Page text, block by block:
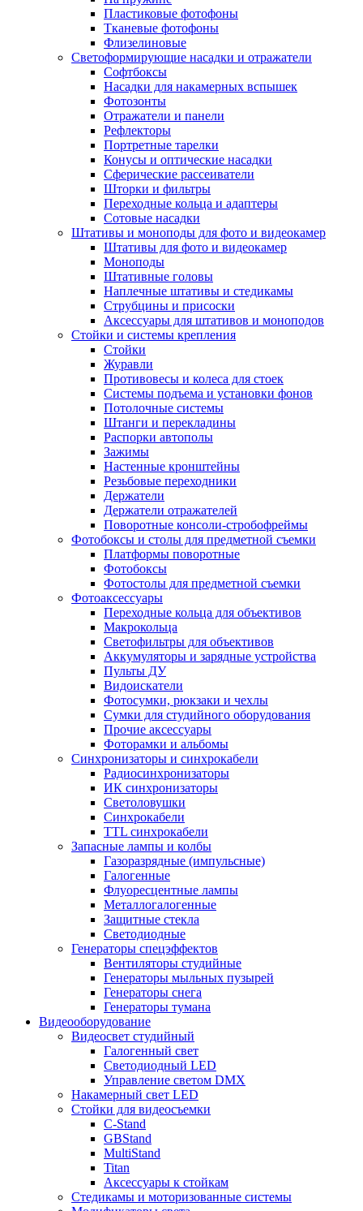
Пластиковые фотофоны
Тканевые фотофоны
Флизелиновые
Светоформирующие насадки и отражатели
Софтбоксы
Насадки для накамерных вспышек
Фотозонты
Отражатели и панели
Рефлекторы
Портретные тарелки
Конусы и оптические насадки
Сферические рассеиватели
Шторки и фильтры
Переходные кольца и адаптеры
Сотовые насадки
Штативы и моноподы для фото и видеокамер
Штативы для фото и видеокамер
Моноподы
Штативные головы
Наплечные штативы и стедикамы
Струбцины и присоски
Аксессуары для штативов и моноподов
Стойки и системы крепления
Стойки
Журавли
Противовесы и колеса для стоек
Системы подъема и установки фонов
Потолочные системы
Штанги и перекладины
Распорки автополы
Зажимы
Настенные кронштейны
Резьбовые переходники
Держатели
Держатели отражателей
Поворотные консоли-стробофреймы
Фотобоксы и столы для предметной съемки
Платформы поворотные
Фотобоксы
Фотостолы для предметной съемки
Фотоаксессуары
Переходные кольца для объективов
Макрокольца
Светофильтры для объективов
Аккумуляторы и зарядные устройства
Пульты ДУ
Видоискатели
Фотосумки, рюкзаки и чехлы
Сумки для студийного оборудования
Прочие аксессуары
Фоторамки и альбомы
Синхронизаторы и синхрокабели
Радиосинхронизаторы
ИК синхронизаторы
Светоловушки
Синхрокабели
TTL синхрокабели
Запасные лампы и колбы
Газоразрядные (импульсные)
Галогенные
Флуоресцентные лампы
Металлогалогенные
Защитные стекла
Светодиодные
Генераторы спецэффектов
Вентиляторы студийные
Генераторы мыльных пузырей
Генераторы снега
Генераторы тумана
Видеооборудование
Видеосвет студийный
Галогенный свет
Светодиодный LED
Управление светом DMX
Накамерный свет LED
Стойки для видеосъемки
C-Stand
GBStand
MultiStand
Titan
Аксессуары к стойкам
Стедикамы и моторизованные системы